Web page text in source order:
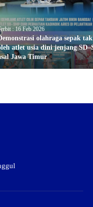
: 16 Feb 2026
olahraga sepak
atlet usia dini jenjang
Jawa Timur